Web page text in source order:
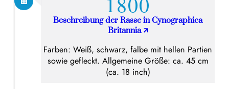
Beschreibung der Rasse in Cynographica
Britannia 🡭
Farben: Weiß, schwarz, falbe mit hellen Partien
sowie gefleckt. Allgemeine Größe: ca. 45 cm
(ca. 18 inch)